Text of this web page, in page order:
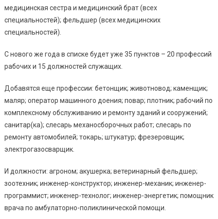
медицинская сестра и медицинский брат (всех
специальностей); фельдшер (всех медицинских
специальностей).
С нового же года в списке будет уже 35 пунктов – 20 профессий
рабочих и 15 должностей служащих.
Добавятся еще профессии: бетонщик; животновод; каменщик;
маляр; оператор машинного доения; повар; плотник; рабочий по
комплексному обслуживанию и ремонту зданий и сооружений;
санитар(ка); слесарь механосборочных работ; слесарь по
ремонту автомобилей; токарь; штукатур; фрезеровщик;
электрогазосварщик.
И должности: агроном; акушерка; ветеринарный фельдшер;
зоотехник; инженер-конструктор; инженер-механик; инженер-
программист; инженер-технолог; инженер-энергетик; помощник
врача по амбулаторно-поликлинической помощи.